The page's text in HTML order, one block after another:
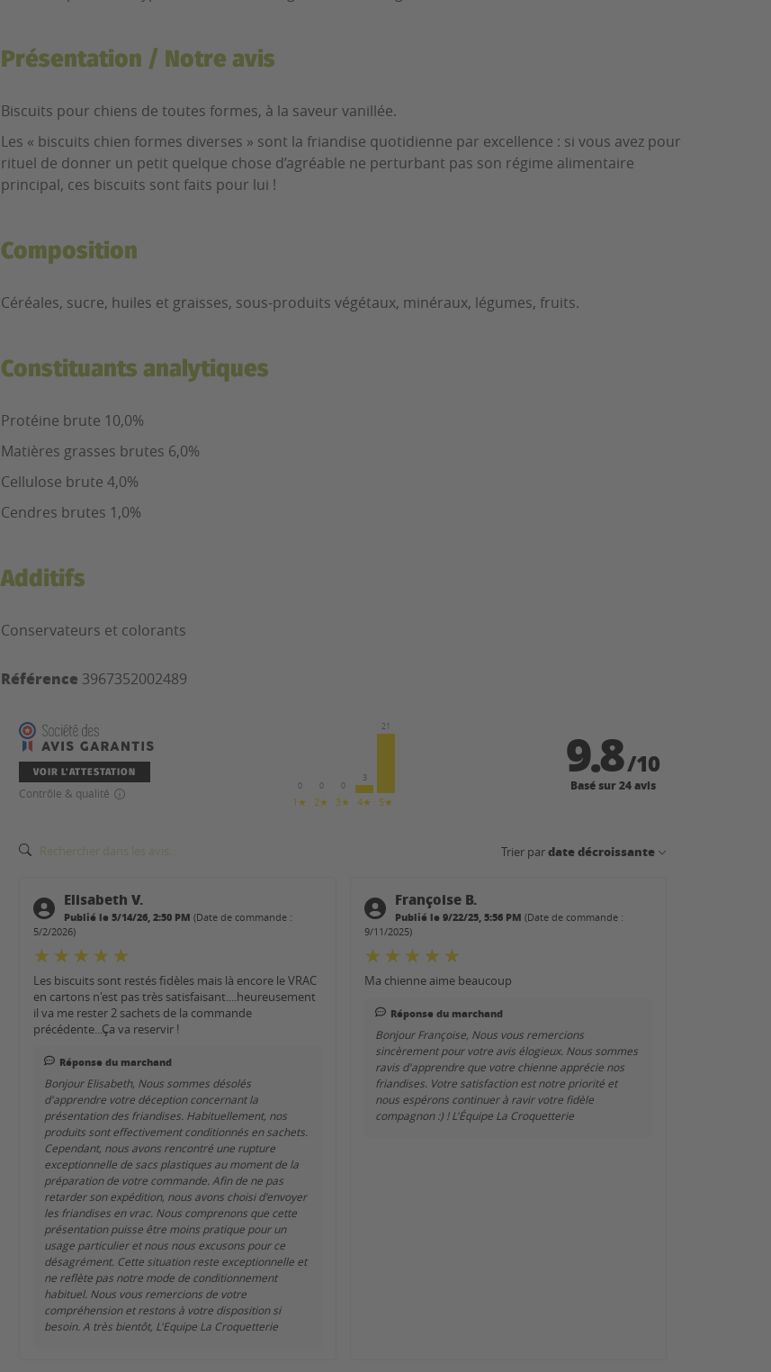
Présentation / Notre avis
Biscuits pour chiens de toutes formes, à la saveur vanillée.
Les « biscuits chien formes diverses » sont la friandise quotidienne par excellence : si vous avez pour
rituel de donner un petit quelque chose d’agréable ne perturbant pas son régime alimentaire
principal, ces biscuits sont faits pour lui !
Composition
Céréales, sucre, huiles et graisses, sous-produits végétaux, minéraux, légumes, fruits.
Constituants analytiques
Protéine brute 10,0%
Matières grasses brutes 6,0%
Cellulose brute 4,0%
Cendres brutes 1,0%
Additifs
Conservateurs et colorants
Référence 3967352002489
VOIR L'ATTESTATION
Contrôle & qualité 0
1★
0
2★
0
3★
3
4★
21
5★
9.8/10
Basé sur 24 avis
Trier pardate décroissante
Elisabeth V.
Publié le 5/14/26, 2:50 PM (Date de commande :
5/2/2026)
Les biscuits sont restés fidèles mais là encore le VRAC
en cartons n'est pas très satisfaisant....heureusement
il va me rester 2 sachets de la commande
précédente...Ça va reservir !
Réponse du marchand
Bonjour Elisabeth, Nous sommes désolés
d'apprendre votre déception concernant la
présentation des friandises. Habituellement, nos
produits sont effectivement conditionnés en sachets.
Cependant, nous avons rencontré une rupture
exceptionnelle de sacs plastiques au moment de la
préparation de votre commande. Afin de ne pas
retarder son expédition, nous avons choisi d'envoyer
les friandises en vrac. Nous comprenons que cette
présentation puisse être moins pratique pour un
usage particulier et nous nous excusons pour ce
désagrément. Cette situation reste exceptionnelle et
ne reflète pas notre mode de conditionnement
habituel. Nous vous remercions de votre
compréhension et restons à votre disposition si
besoin. A très bientôt, L'Equipe La Croquetterie
Françoise B.
Publié le 9/22/25, 5:56 PM (Date de commande :
9/11/2025)
Ma chienne aime beaucoup
Réponse du marchand
Bonjour Françoise, Nous vous remercions
sincèrement pour votre avis élogieux. Nous sommes
ravis d'apprendre que votre chienne apprécie nos
friandises. Votre satisfaction est notre priorité et
nous espérons continuer à ravir votre fidèle
compagnon :) ! L'Équipe La Croquetterie